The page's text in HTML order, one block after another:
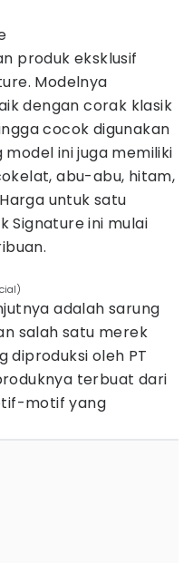
produk eksklusif
Modelnya
dengan corak klasik
cocok digunakan
ini juga memiliki
abu-abu, hitam,
untuk satu
Signature ini mulai
adalah sarung
salah satu merek
diproduksi oleh PT
terbuat dari
motif yang